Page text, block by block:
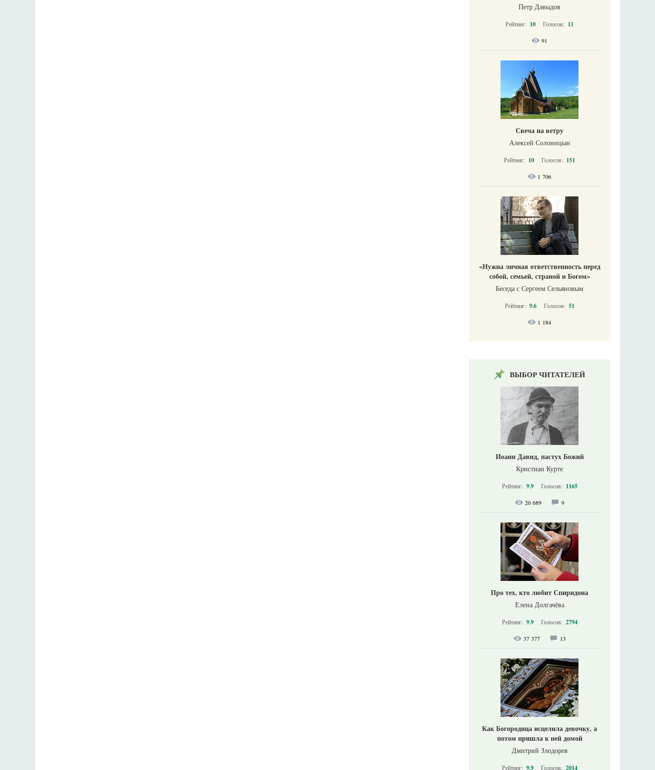
Петр Давыдов
Рейтинг: 10 Голосов: 11
91
Свеча на ветру
Алексей Солоницын
Рейтинг: 10 Голосов: 151
1 706
«Нужна личная ответственность перед
собой, семьей, страной и Богом»
Беседа с Сергеем Сельяновым
Рейтинг: 9.6 Голосов: 51
1 184
ВЫБОР ЧИТАТЕЛЕЙ
Иоанн Давид, пастух Божий
Кристиан Курте
Рейтинг: 9.9 Голосов: 1165
20 689 9
Про тех, кто любит Спиридона
Елена Долгачёва
Рейтинг: 9.9 Голосов: 2794
37 377 13
Как Богородица исцелила девочку, а
потом пришла к ней домой
Дмитрий Злодорев
Рейтинг: 9.9 Голосов: 2014